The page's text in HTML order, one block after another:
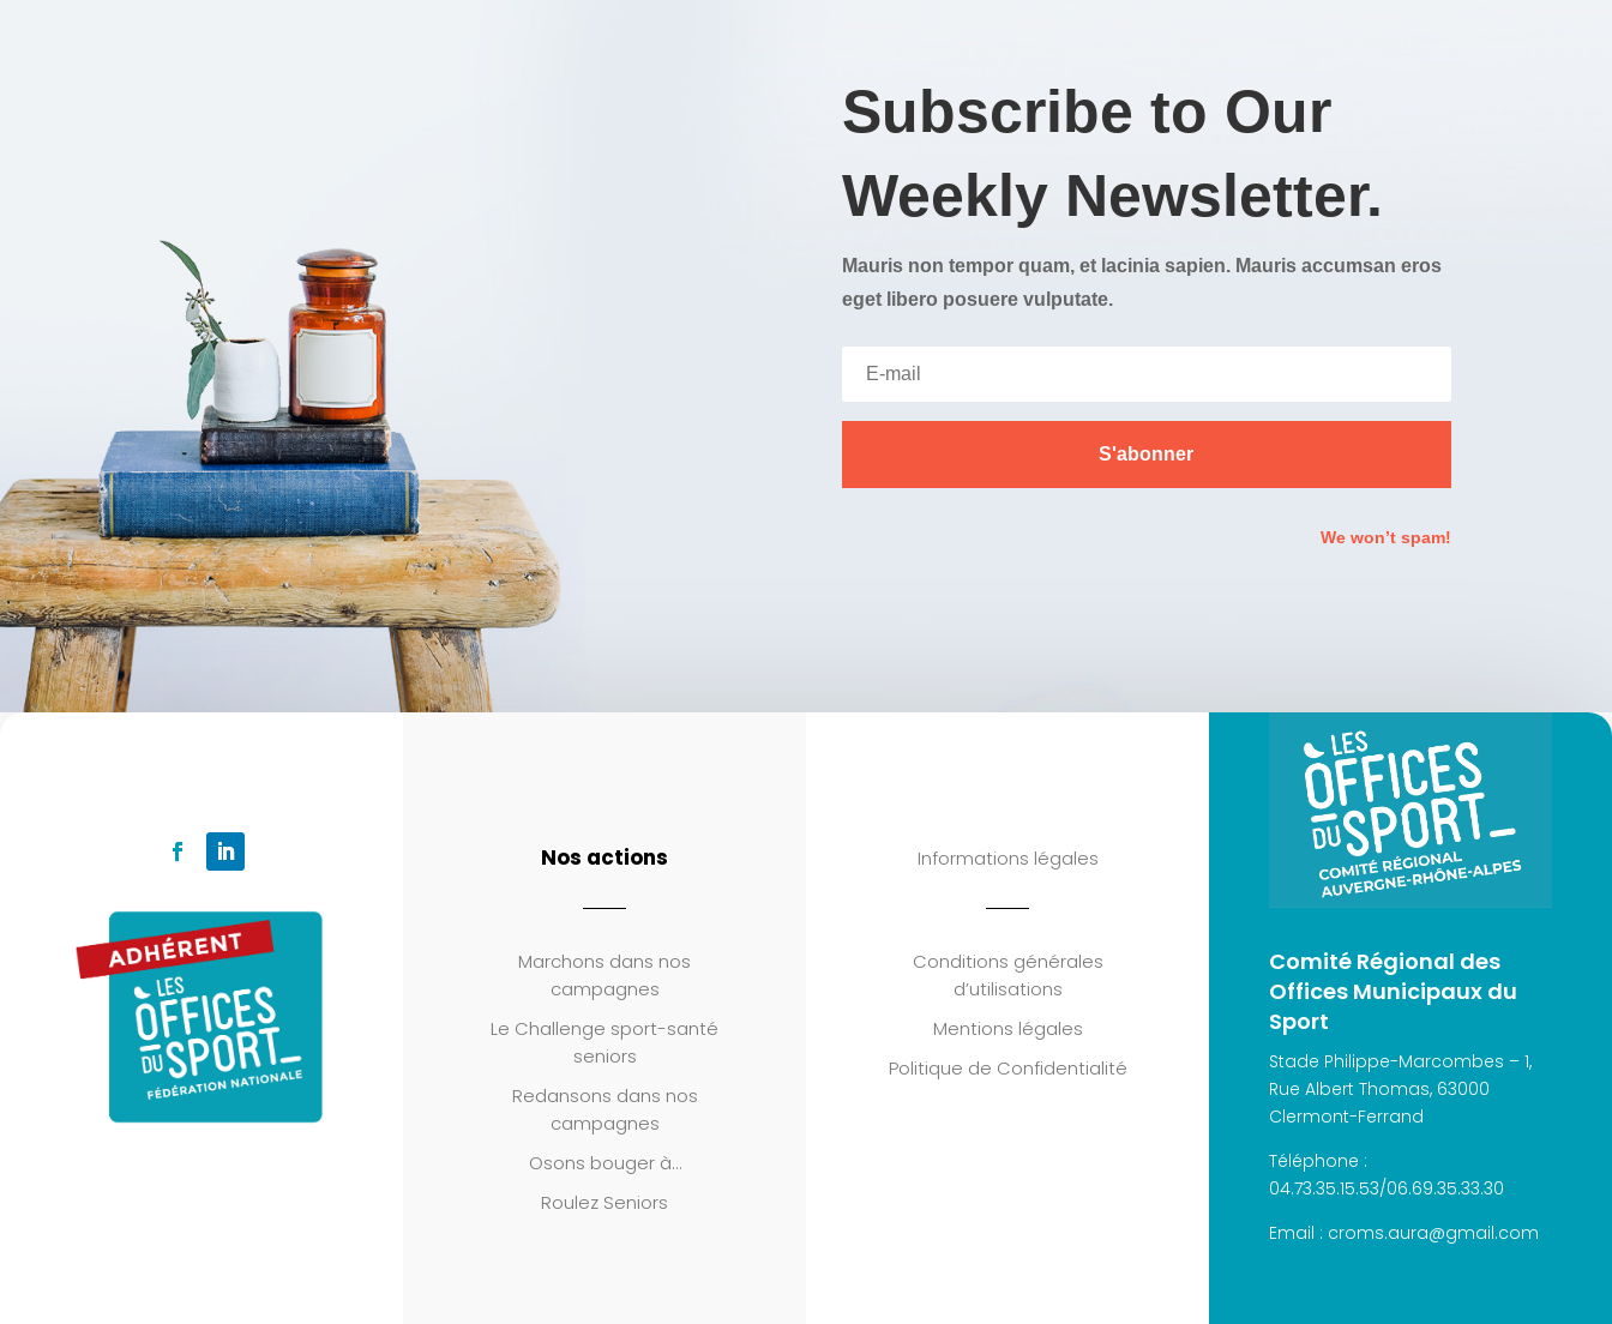
Subscribe to Our
Weekly Newsletter.
Mauris non tempor quam, et lacinia sapien. Mauris accumsan eros
eget libero posuere vulputate.
S'abonner
We won’t spam!
Nos actions
Marchons dans nos
campagnes
Le Challenge sport-santé
seniors
Redansons dans nos
campagnes
Osons bouger à…
Roulez Seniors
Informations légales
Conditions générales
d’utilisations
Mentions légales
Politique de Confidentialité
Comité Régional des
Offices Municipaux du
Sport
Stade Philippe-Marcombes – 1,
Rue Albert Thomas, 63000
Clermont-Ferrand
Téléphone :
04.73.35.15.53/06.69.35.33.30
Email : croms.aura@gmail.com